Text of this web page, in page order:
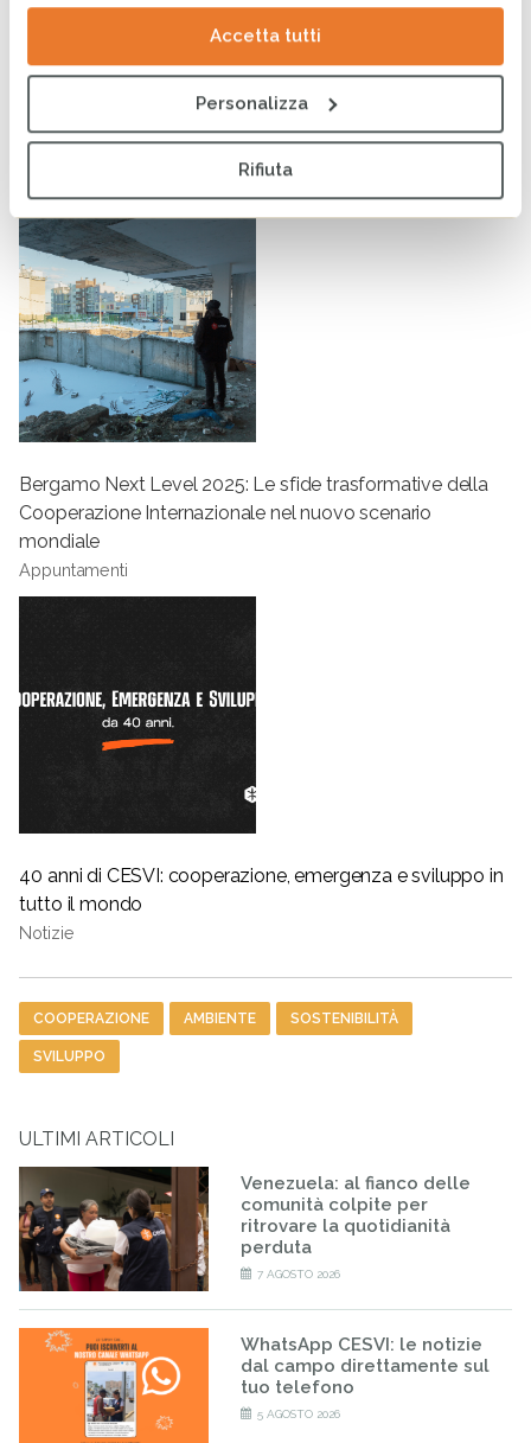
Accetta tutti
Personalizza
Rifiuta
cooperazione oggi
Bergamo Next Level 2025: Le sfide trasformative della
Cooperazione Internazionale nel nuovo scenario
mondiale
Appuntamenti
40 anni di CESVI: cooperazione, emergenza e sviluppo in
tutto il mondo
Notizie
Tag
COOPERAZIONE AMBIENTE SOSTENIBILITÀ
SVILUPPO
ULTIMI ARTICOLI
Venezuela: al fianco delle
comunità colpite per
ritrovare la quotidianità
perduta
7 AGOSTO 2026
WhatsApp CESVI: le notizie
dal campo direttamente sul
tuo telefono
5 AGOSTO 2026